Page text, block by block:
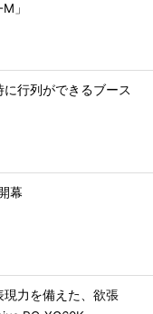
」
行列ができるブース
幕
力を備えた、欲張